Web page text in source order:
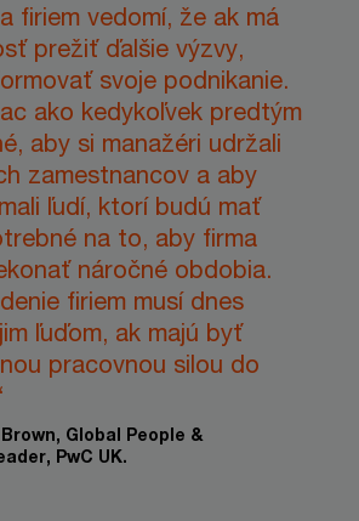
firiem vedomí, že ak má
prežiť ďalšie výzvy,
svoje podnikanie.
ako kedykoľvek predtým
aby si manažéri udržali
zamestnancov a aby
ľudí, ktorí budú mať
na to, aby firma
náročné obdobia.
firiem musí dnes
ľuďom, ak majú byť
pracovnou silou do
Global People &
PwC UK.